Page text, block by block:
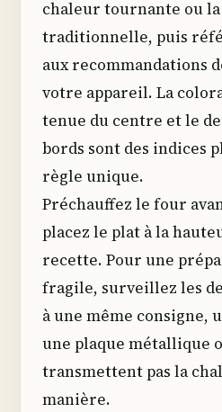
chaleur tournante ou
traditionnelle, puis
aux recommandations
votre appareil. La
tenue du centre et le
bords sont des indices
règle unique.
Préchauffez le four
placez le plat à la
recette. Pour une
fragile, surveillez les
à une même consigne,
une plaque métallique
transmettent pas la
manière.